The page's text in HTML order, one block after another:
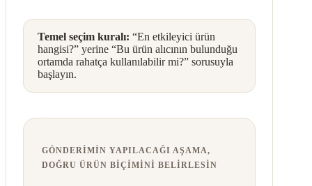
Temel seçim kuralı: “En etkileyici ürün
hangisi?” yerine “Bu ürün alıcının bulunduğu
ortamda rahatça kullanılabilir mi?” sorusuyla
başlayın.
GÖNDERIMIN YAPILACAĞI AŞAMA,
DOĞRU ÜRÜN BIÇIMINI BELIRLESIN